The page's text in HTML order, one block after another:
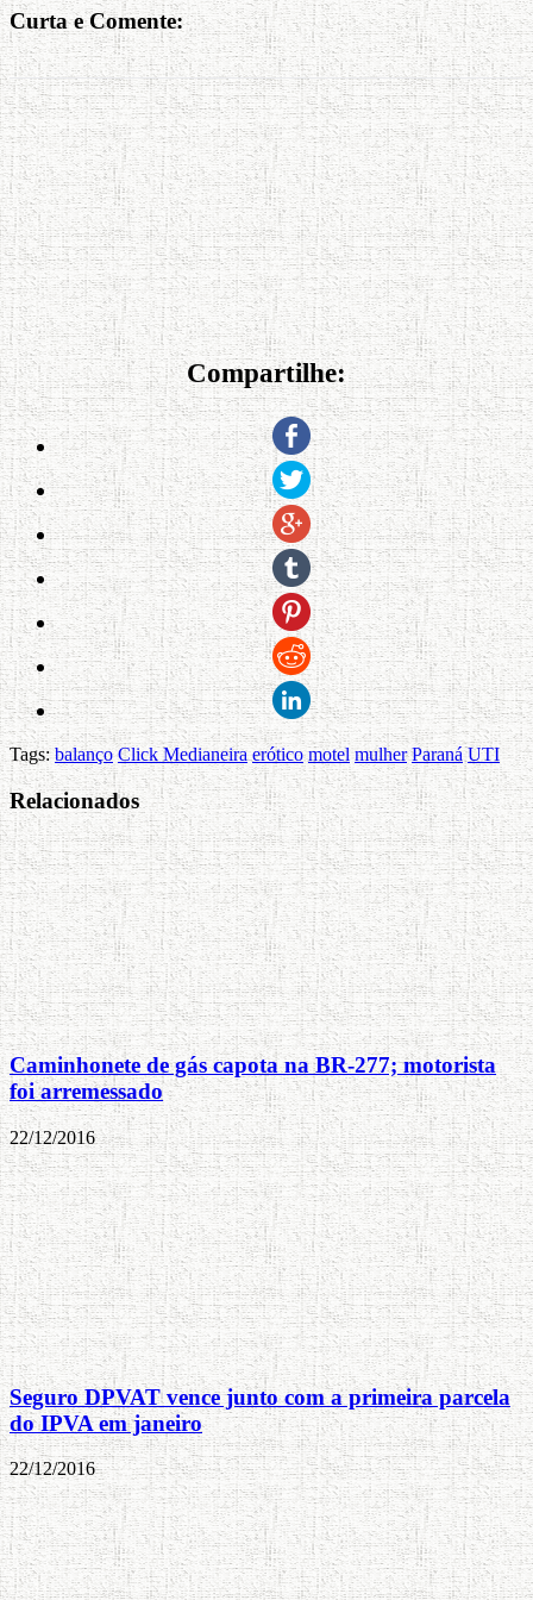
Curta e Comente:
Compartilhe:
Tags: balanço Click Medianeira erótico motel mulher Paraná UTI
Relacionados
Caminhonete de gás capota na BR-277; motorista
foi arremessado
22/12/2016
Seguro DPVAT vence junto com a primeira parcela
do IPVA em janeiro
22/12/2016